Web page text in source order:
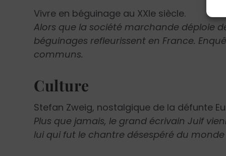
Vivre en béguinage au XXIe siècle.
Alors que la société marchande déploie
béguinages refleurissent en France.
communs.
Culture
Stefan Zweig, nostalgique de la défunte
Plus que jamais, le grand écrivain Juif
lui qui fut le chantre désespéré du